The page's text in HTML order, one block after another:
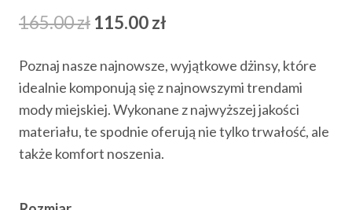
165.00zł Pierwotna
wynosiła:
165.00 zł.
115.00zł
wynosi:
115.00 zł.
Poznaj nasze najnowsze, wyjątkowe dżinsy, które
idealnie komponują się z najnowszymi trendami
mody miejskiej. Wykonane z najwyższej jakości
materiału, te spodnie oferują nie tylko trwałość, ale
także komfort noszenia.